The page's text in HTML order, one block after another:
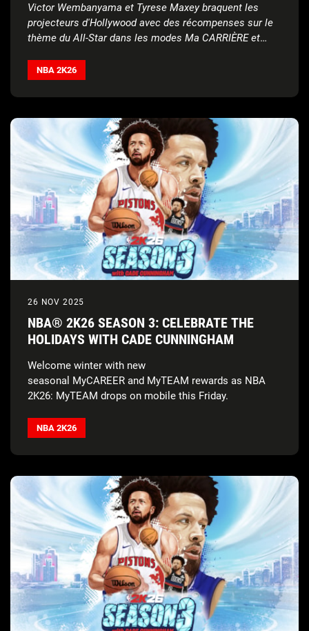
Victor Wembanyama et Tyrese Maxey braquent les
projecteurs d'Hollywood avec des récompenses sur le
thème du All-Star dans les modes Ma CARRIÈRE et
NBA 2K26
26 NOV 2025
NBA® 2K26 SEASON 3: CELEBRATE THE
HOLIDAYS WITH CADE CUNNINGHAM
Welcome winter with new
seasonal MyCAREER and MyTEAM rewards as NBA
2K26: MyTEAM drops on mobile this Friday.
NBA 2K26